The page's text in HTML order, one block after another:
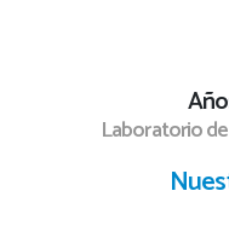
Laboratorio